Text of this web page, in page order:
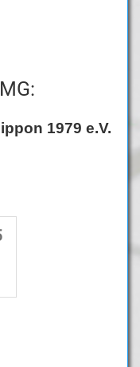
1979 e.V.